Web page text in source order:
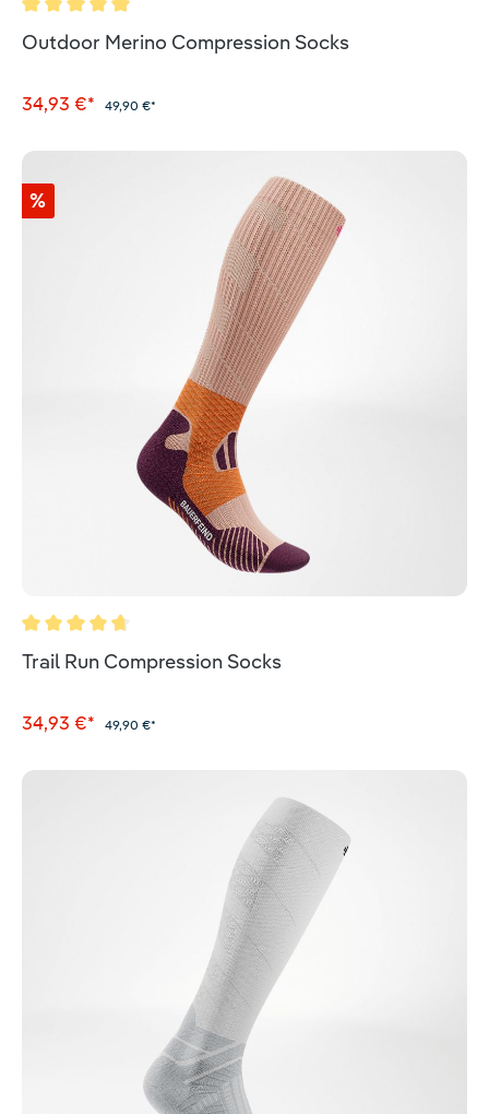
Durchschnittliche Bewertung von 5 von 5 Sternen
Outdoor Merino Compression Socks
34,93 €* 49,90 €*
%
Durchschnittliche Bewertung von 4.6 von 5 Sternen
Trail Run Compression Socks
34,93 €* 49,90 €*